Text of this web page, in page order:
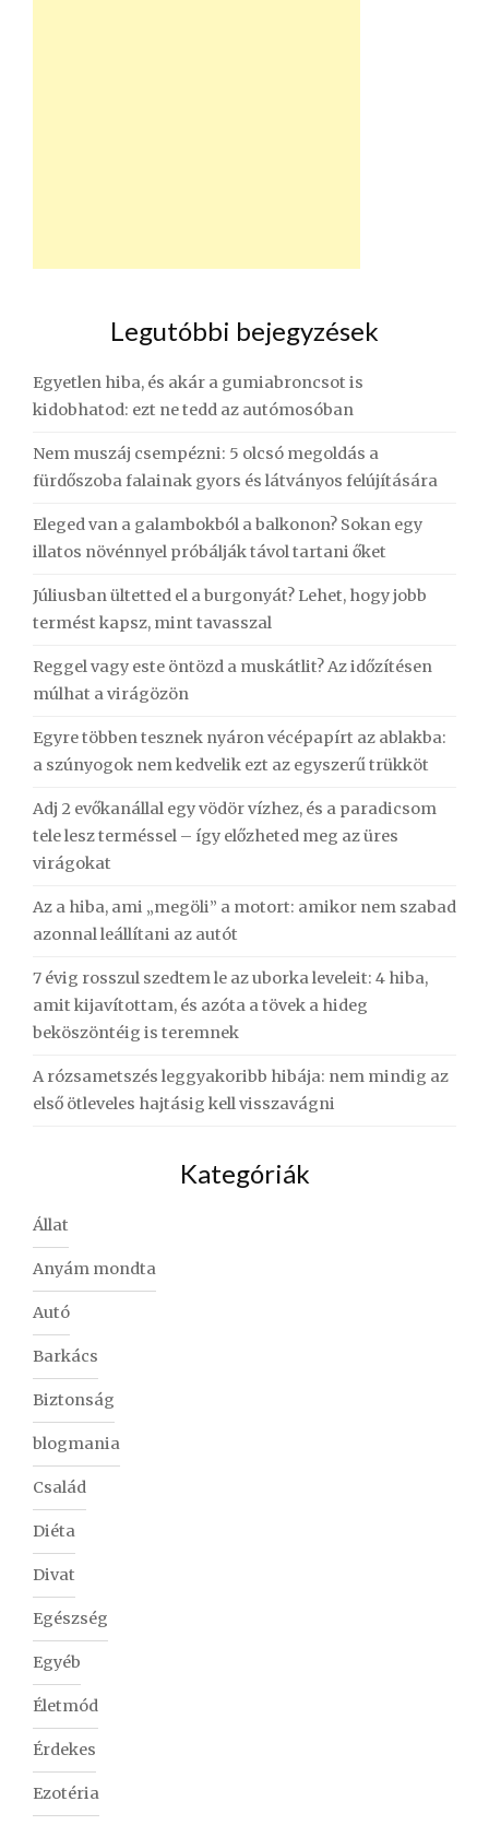
Legutóbbi bejegyzések
Egyetlen hiba, és akár a gumiabroncsot is
kidobhatod: ezt ne tedd az autómosóban
Nem muszáj csempézni: 5 olcsó megoldás a
fürdőszoba falainak gyors és látványos felújítására
Eleged van a galambokból a balkonon? Sokan egy
illatos növénnyel próbálják távol tartani őket
Júliusban ültetted el a burgonyát? Lehet, hogy jobb
termést kapsz, mint tavasszal
Reggel vagy este öntözd a muskátlit? Az időzítésen
múlhat a virágözön
Egyre többen tesznek nyáron vécépapírt az ablakba:
a szúnyogok nem kedvelik ezt az egyszerű trükköt
Adj 2 evőkanállal egy vödör vízhez, és a paradicsom
tele lesz terméssel – így előzheted meg az üres
virágokat
Az a hiba, ami „megöli” a motort: amikor nem szabad
azonnal leállítani az autót
7 évig rosszul szedtem le az uborka leveleit: 4 hiba,
amit kijavítottam, és azóta a tövek a hideg
beköszöntéig is teremnek
A rózsametszés leggyakoribb hibája: nem mindig az
első ötleveles hajtásig kell visszavágni
Kategóriák
Állat
Anyám mondta
Autó
Barkács
Biztonság
blogmania
Család
Diéta
Divat
Egészség
Egyéb
Életmód
Érdekes
Ezotéria